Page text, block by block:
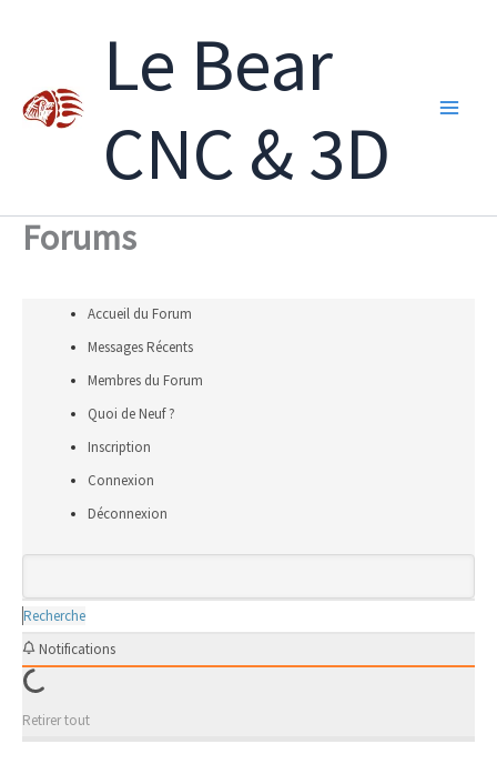
Le Bear
CNC & 3D
Forums
Accueil du Forum
Messages Récents
Membres du Forum
Quoi de Neuf ?
Inscription
Connexion
Déconnexion
Recherche
Notifications
Retirer tout